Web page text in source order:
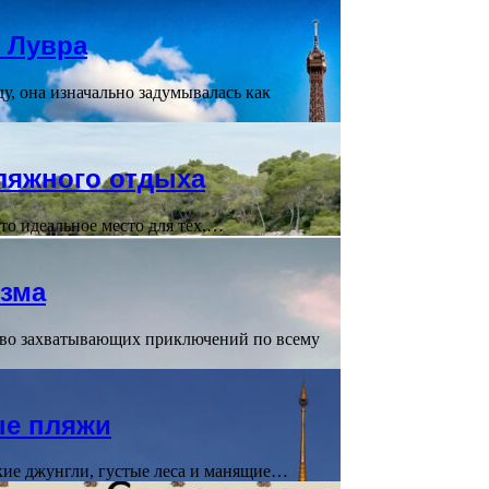
Лувра
она изначально задумывалась как
отдыха
идеальное место для тех,…
захватывающих приключений по всему
пляжи
джунгли, густые леса и манящие…